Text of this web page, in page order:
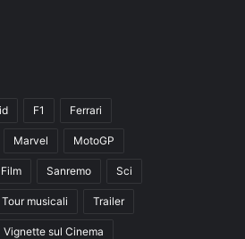
F1 Ferrari
Marvel MotoGP
Sanremo Sci
Tour musicali Trailer
Vignette sul Cinema